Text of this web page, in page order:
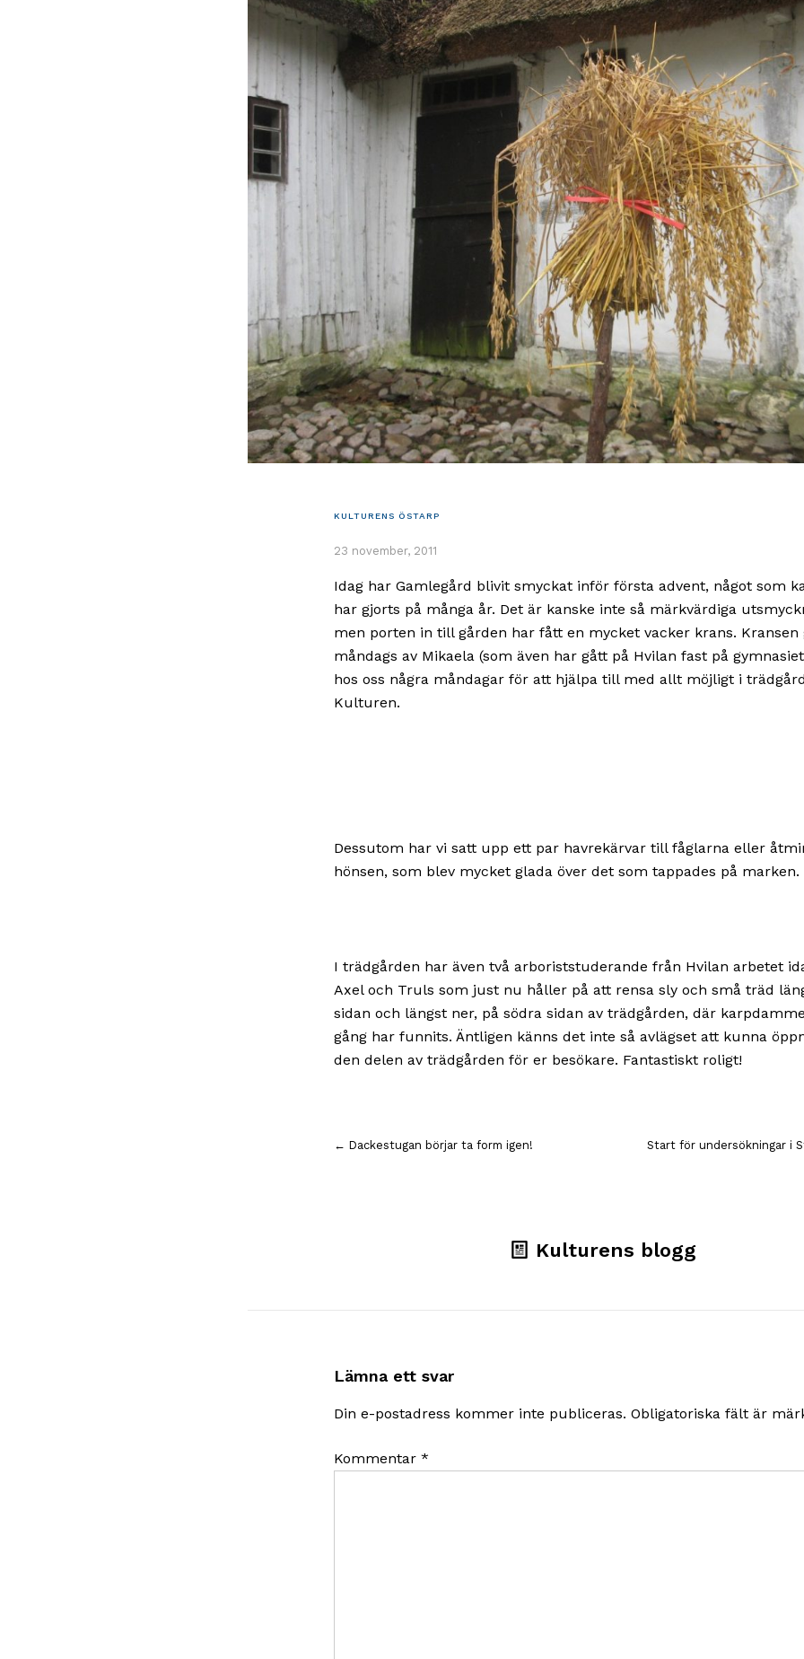
KULTURENS ÖSTARP
23 november, 2011
Idag har Gamlegård blivit smyckat inför första advent, något som
har gjorts på många år. Det är kanske inte så märkvärdiga
men porten in till gården har fått en mycket vacker krans. Kransen
måndags av Mikaela (som även har gått på Hvilan fast på
hos oss några måndagar för att hjälpa till med allt möjligt i
Kulturen.
Dessutom har vi satt upp ett par havrekärvar till fåglarna eller
hönsen, som blev mycket glada över det som tappades på marken.
I trädgården har även två arboriststuderande från Hvilan arbetet
Axel och Truls som just nu håller på att rensa sly och små träd
sidan och längst ner, på södra sidan av trädgården, där
gång har funnits. Äntligen känns det inte så avlägset att kunna
den delen av trädgården för er besökare. Fantastiskt roligt!
← Dackestugan börjar ta form igen! Start för undersökningar i
Kulturens blogg
Lämna ett svar
Din e-postadress kommer inte publiceras. Obligatoriska fält är
Kommentar *